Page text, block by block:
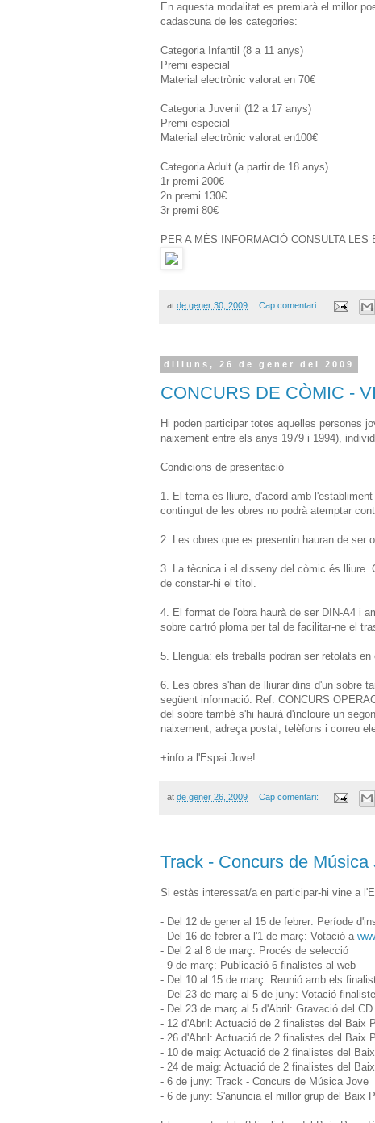
En aquesta modalitat es premiarà el millor
cadascuna de les categories:
Categoria Infantil (8 a 11 anys)
Premi especial
Material electrònic valorat en 70€
Categoria Juvenil (12 a 17 anys)
Premi especial
Material electrònic valorat en100€
Categoria Adult (a partir de 18 anys)
1r premi 200€
2n premi 130€
3r premi 80€
PER A MÉS INFORMACIÓ CONSULTA LES
at de gener 30, 2009 Cap comentari:
dilluns, 26 de gener del 2009
CONCURS DE CÒMIC -
Hi poden participar totes aquelles persones
naixement entre els anys 1979 i 1994),
Condicions de presentació
1. El tema és lliure, d'acord amb
contingut de les obres no podrà atemptar
2. Les obres que es presentin hauran de ser
3. La tècnica i el disseny del còmic és lliure.
de constar-hi el títol.
4. El format de l'obra haurà de ser DIN-A4 i
sobre cartró ploma per tal de facilitar-ne el
5. Llengua: els treballs podran ser retolats
6. Les obres s'han de lliurar dins d'un sobre
següent informació: Ref. CONCURS
del sobre també s'hi haurà d'incloure un
naixement, adreça postal, telèfons i correu
+info a l'Espai Jove!
at de gener 26, 2009 Cap comentari:
Track - Concurs de Música
Si estàs interessat/a en participar-hi vine a
- Del 12 de gener al 15 de febrer: Període
- Del 16 de febrer a l'1 de març: Votació a
- Del 2 al 8 de març: Procés de selecció
- 9 de març: Publicació 6 finalistes al web
- Del 10 al 15 de març: Reunió amb els
- Del 23 de març al 5 de juny: Votació
- Del 23 de març al 5 d'Abril: Gravació del CD
- 12 d'Abril: Actuació de 2 finalistes del Baix
- 26 d'Abril: Actuació de 2 finalistes del Baix
- 10 de maig: Actuació de 2 finalistes del
- 24 de maig: Actuació de 2 finalistes del
- 6 de juny: Track - Concurs de Música Jove
- 6 de juny: S'anuncia el millor grup del Baix